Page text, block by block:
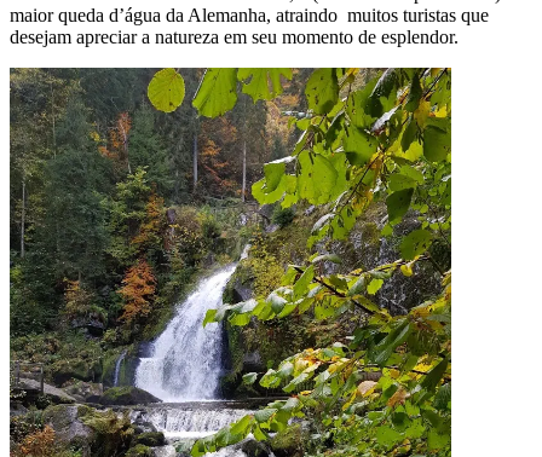
maior queda d’água da Alemanha, atraindo muitos turistas que
desejam apreciar a natureza em seu momento de esplendor.